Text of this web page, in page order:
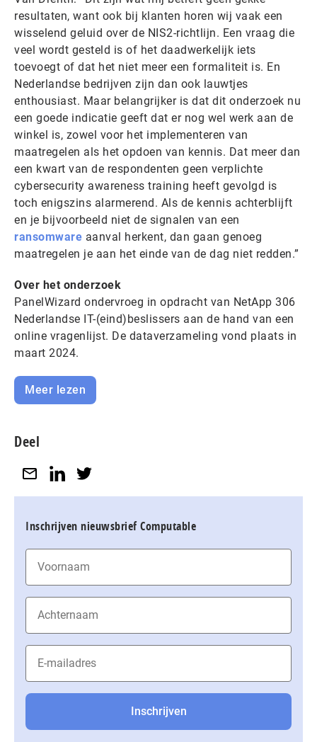
resultaten, want ook bij klanten horen wij vaak een
wisselend geluid over de NIS2-richtlijn. Een vraag die
veel wordt gesteld is of het daadwerkelijk iets
toevoegt of dat het niet meer een formaliteit is. En
Nederlandse bedrijven zijn dan ook lauwtjes
enthousiast. Maar belangrijker is dat dit onderzoek nu
een goede indicatie geeft dat er nog wel werk aan de
winkel is, zowel voor het implementeren van
maatregelen als het opdoen van kennis. Dat meer dan
een kwart van de respondenten geen verplichte
cybersecurity awareness training heeft gevolgd is
toch enigszins alarmerend. Als de kennis achterblijft
en je bijvoorbeeld niet de signalen van een
ransomware aanval herkent, dan gaan genoeg
maatregelen je aan het einde van de dag niet redden.”
Over het onderzoek
PanelWizard ondervroeg in opdracht van NetApp 306
Nederlandse IT-(eind)beslissers aan de hand van een
online vragenlijst. De dataverzameling vond plaats in
maart 2024.
Meer lezen
Deel
Inschrijven nieuwsbrief Computable